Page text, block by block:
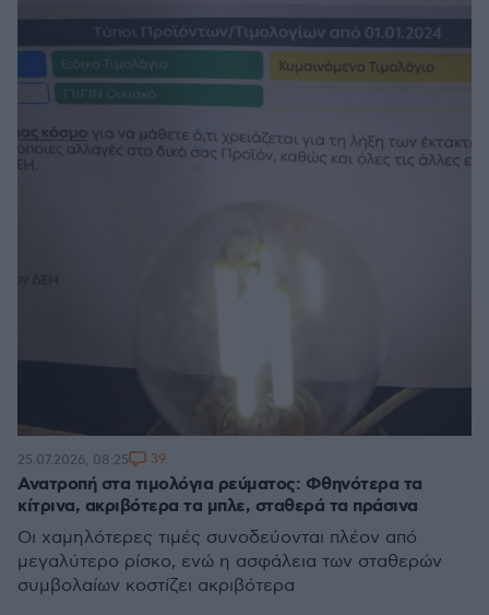
Ανατροπή στα τιμολόγια ρεύματος: Φθηνότερα τα
κίτρινα, ακριβότερα τα μπλε, σταθερά τα πράσινα
Οι χαμηλότερες τιμές συνοδεύονται πλέον από
μεγαλύτερο ρίσκο, ενώ η ασφάλεια των σταθερών
συμβολαίων κοστίζει ακριβότερα
25.07.2026, 08:25 39